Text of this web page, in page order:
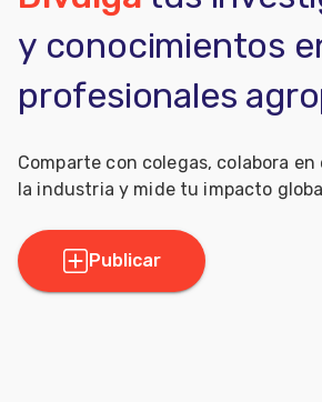
y conocimientos
profesionales
Comparte con colegas, colabora
la industria y mide tu impacto
Publicar